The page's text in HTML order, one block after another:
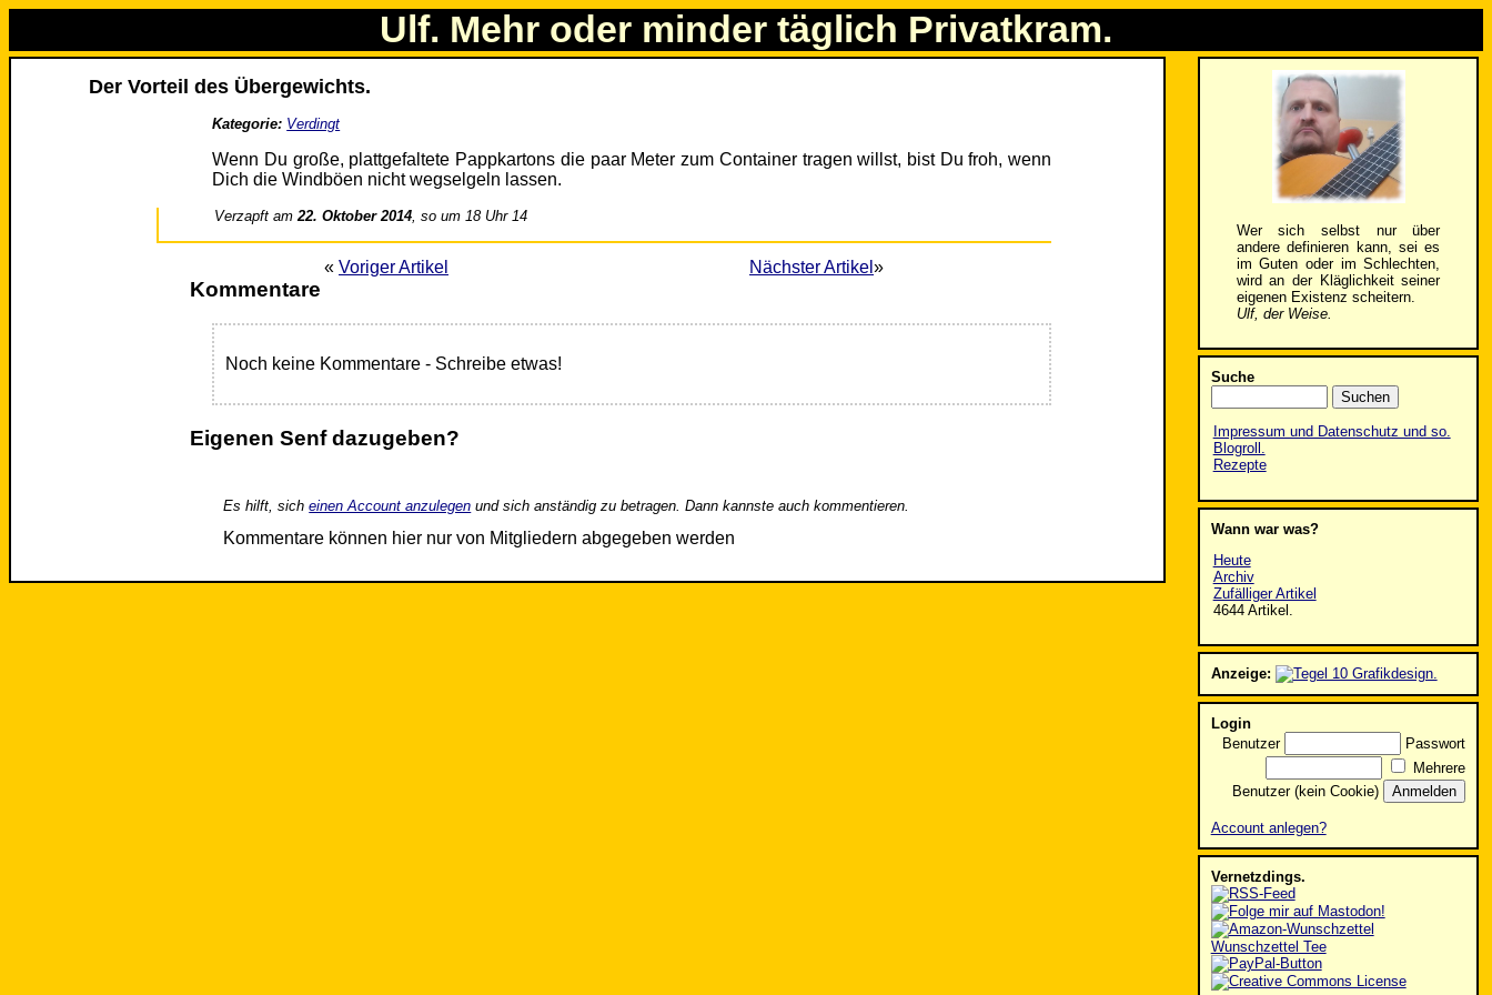
Ulf. Mehr oder minder täglich Privatkram.
Der Vorteil des Übergewichts.
Kategorie: Verdingt
Wenn Du große, plattgefaltete Pappkartons die paar Meter zum Container tragen willst, bist Du froh, wenn
Dich die Windböen nicht wegselgeln lassen.
Verzapft am22. Oktober 2014, so um 18 Uhr 14
« Voriger Artikel Nächster Artikel »
Kommentare
Noch keine Kommentare - Schreibe etwas!
Eigenen Senf dazugeben?
Es hilft, sicheinen Account anzulegen und sich anständig zu betragen. Dann kannste auch kommentieren.
Kommentare können hier nur von Mitgliedern abgegeben werden
Wer sich selbst nur über
andere definieren kann, sei es
im Guten oder im Schlechten,
wird an der Kläglichkeit seiner
eigenen Existenz scheitern.
Ulf, der Weise.
Suche
Impressum und Datenschutz und so.
Blogroll.
Rezepte
Wann war was?
Heute
Archiv
Zufälliger Artikel
4644 Artikel.
Anzeige:
Login
Benutzer
Passwort
Mehrere
Benutzer (kein Cookie)
Account anlegen?
Vernetzdings.
Wunschzettel Tee